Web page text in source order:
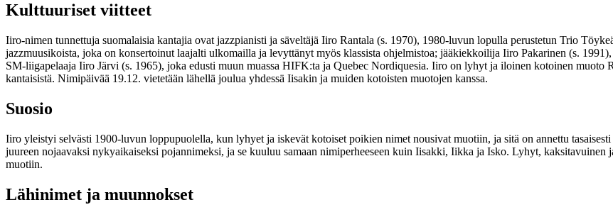
Kulttuuriset viitteet
Iiro-nimen tunnettuja suomalaisia kantajia ovat jazzpianisti ja säveltäjä Iiro Rantala (s. 1970), 1980-luvun lopulla perustetun Trio
jazzmuusikoista, joka on konsertoinut laajalti ulkomailla ja levyttänyt myös klassista ohjelmistoa; jääkiekkoilija Iiro Pakarinen (s.
SM-liigapelaaja Iiro Järvi (s. 1965), joka edusti muun muassa HIFK:ta ja Quebec Nordiquesia. Iiro on lyhyt ja iloinen kotoinen muoto
kantaisistä. Nimipäivää 19.12. vietetään lähellä joulua yhdessä Iisakin ja muiden kotoisten muotojen kanssa.
Suosio
Iiro yleistyi selvästi 1900-luvun loppupuolella, kun lyhyet ja iskevät kotoiset poikien nimet nousivat muotiin, ja sitä on annettu
juureen nojaavaksi nykyaikaiseksi pojannimeksi, ja se kuuluu samaan nimiperheeseen kuin Iisakki, Iikka ja Isko. Lyhyt,
muotiin.
Lähinimet ja muunnokset